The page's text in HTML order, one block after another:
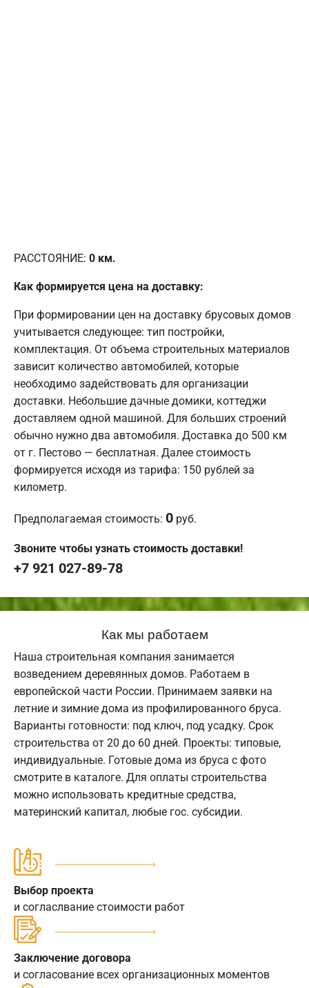
РАССТОЯНИЕ: 0 км.
Как формируется цена на доставку:
При формировании цен на доставку брусовых домов
учитывается следующее: тип постройки,
комплектация. От объема строительных материалов
зависит количество автомобилей, которые
необходимо задействовать для организации
доставки. Небольшие дачные домики, коттеджи
доставляем одной машиной. Для больших строений
обычно нужно два автомобиля. Доставка до 500 км
от г. Пестово — бесплатная. Далее стоимость
формируется исходя из тарифа: 150 рублей за
километр.
Предполагаемая стоимость: 0 руб.
Звоните чтобы узнать стоимость доставки!
+7 921 027-89-78
Как мы работаем
Наша строительная компания занимается
возведением деревянных домов. Работаем в
европейской части России. Принимаем заявки на
летние и зимние дома из профилированного бруса.
Варианты готовности: под ключ, под усадку. Срок
строительства от 20 до 60 дней. Проекты: типовые,
индивидуальные. Готовые дома из бруса с фото
смотрите в каталоге. Для оплаты строительства
можно использовать кредитные средства,
материнский капитал, любые гос. субсидии.
Выбор проекта
и согласлвание стоимости работ
Заключение договора
и согласование всех организационных моментов